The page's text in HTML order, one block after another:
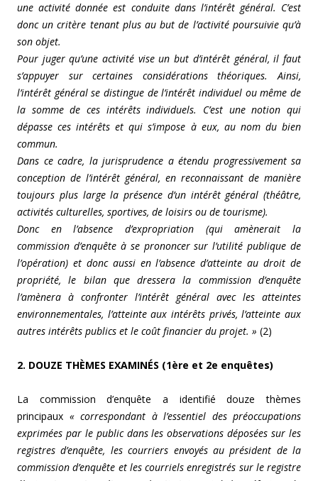
une activité donnée est conduite dans l’intérêt général. C’est
donc un critère tenant plus au but de l’activité poursuivie qu’à
son objet.
Pour juger qu’une activité vise un but d’intérêt général, il faut
s’appuyer sur certaines considérations théoriques. Ainsi,
l’intérêt général se distingue de l’intérêt individuel ou même de
la somme de ces intérêts individuels. C’est une notion qui
dépasse ces intérêts et qui s’impose à eux, au nom du bien
commun.
Dans ce cadre, la jurisprudence a étendu progressivement sa
conception de l’intérêt général, en reconnaissant de manière
toujours plus large la présence d’un intérêt général (théâtre,
activités culturelles, sportives, de loisirs ou de tourisme).
Donc en l’absence d’expropriation (qui amènerait la
commission d’enquête à se prononcer sur l’utilité publique de
l’opération) et donc aussi en l’absence d’atteinte au droit de
propriété, le bilan que dressera la commission d’enquête
l’amènera à confronter l’intérêt général avec les atteintes
environnementales, l’atteinte aux intérêts privés, l’atteinte aux
autres intérêts publics et le coût financier du projet. » (2)
2. DOUZE THÈMES EXAMINÉS (1ère et 2e enquêtes)
La commission d’enquête a identifié douze thèmes
principaux « correspondant à l’essentiel des préoccupations
exprimées par le public dans les observations déposées sur les
registres d’enquête, les courriers envoyés au président de la
commission d’enquête et les courriels enregistrés sur le registre